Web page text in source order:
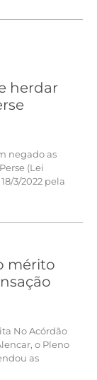
herdar
negado as
(Lei
3/2022 pela
mérito
No Acórdão
o Pleno
as